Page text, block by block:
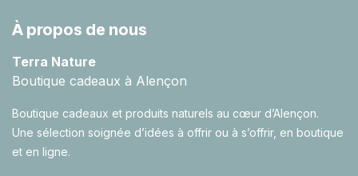
À propos de nous
Terra Nature
Boutique cadeaux à Alençon
Boutique cadeaux et produits naturels au cœur d’Alençon.
Une sélection soignée d’idées à offrir ou à s’offrir, en boutique
et en ligne.